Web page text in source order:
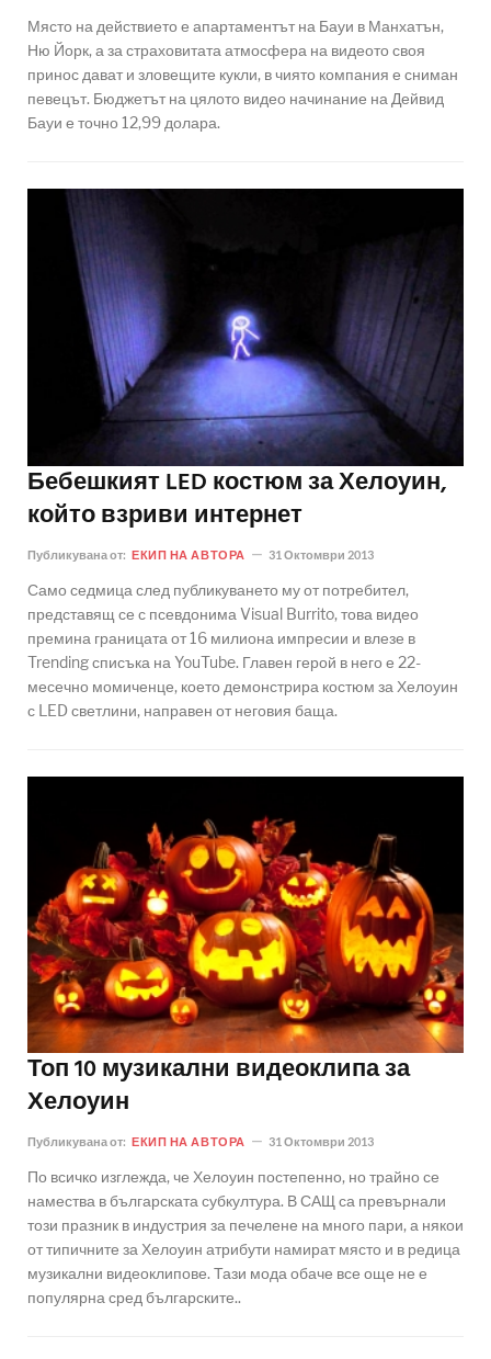
Място на действието е апартаментът на Бауи в Манхатън,
Ню Йорк, а за страховитата атмосфера на видеото своя
принос дават и зловещите кукли, в чиято компания е сниман
певецът. Бюджетът на цялото видео начинание на Дейвид
Бауи е точно 12,99 долара.
Бебешкият LED костюм за Хелоуин,
който взриви интернет
Публикувана от: ЕКИП НА АВТОРА 31 Октомври 2013
Само седмица след публикуването му от потребител,
представящ се с псевдонима Visual Burrito, това видео
премина границата от 16 милиона импресии и влезе в
Trending списъка на YouTube. Главен герой в него е 22-
месечно момиченце, което демонстрира костюм за Хелоуин
с LED светлини, направен от неговия баща.
Топ 10 музикални видеоклипа за
Хелоуин
Публикувана от: ЕКИП НА АВТОРА 31 Октомври 2013
По всичко изглежда, че Хелоуин постепенно, но трайно се
намества в българската субкултура. В САЩ са превърнали
този празник в индустрия за печелене на много пари, а някои
от типичните за Хелоуин атрибути намират място и в редица
музикални видеоклипове. Тази мода обаче все още не е
популярна сред българските..